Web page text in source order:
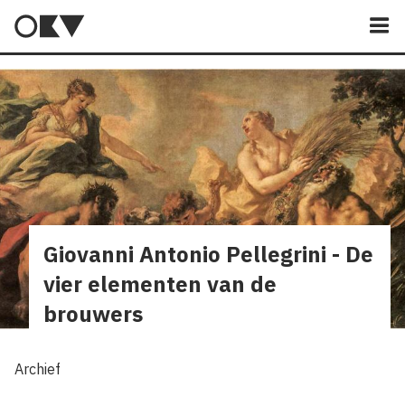
Giovanni Antonio Pellegrini - De
vier elementen van de
brouwers
Archief